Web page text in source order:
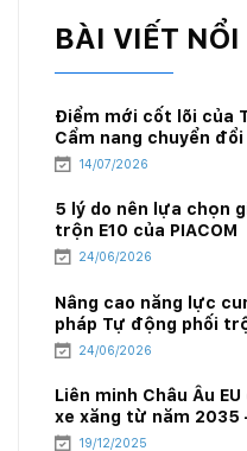
BÀI VIẾT NỔI
Điểm mới cốt lõi của
Cẩm nang chuyển
doanh nghiệp xăng dầu
14/07/2026
5 lý do nên lựa chọn
trộn E10 của PIACOM
24/06/2026
Nâng cao năng lực
pháp Tự động phối
24/06/2026
Liên minh Châu Âu
xe xăng từ năm 2035
năng lượng
19/12/2025